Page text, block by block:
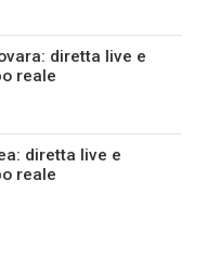
diretta live e
reale
diretta live e
reale